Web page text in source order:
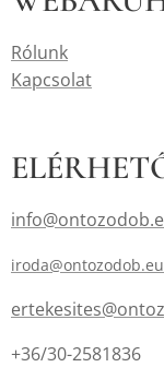
Rólunk
Kapcsolat
iroda@ontozodob.eu
+36/30-2581836